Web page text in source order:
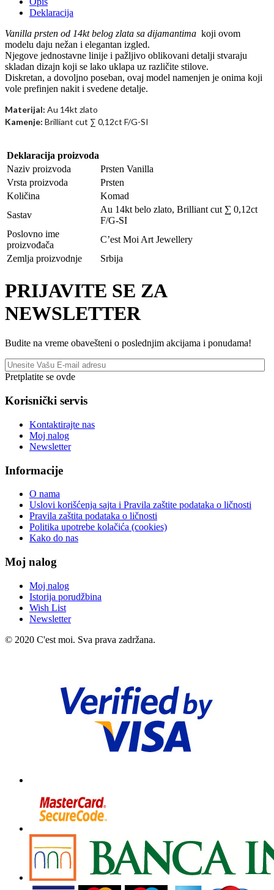
Deklaracija
Vanilla prsten od 14kt belog zlata sa dijamantima koji ovom
modelu daju nežan i elegantan izgled.
Njegove jednostavne linije i pažljivo oblikovani detalji stvaraju
skladan dizajn koji se lako uklapa uz različite stilove.
Diskretan, a dovoljno poseban, ovaj model namenjen je onima koji
vole prefinjen nakit i svedene detalje.
Materijal: Au 14kt zlato
Kamenje: Brilliant cut ∑ 0,12ct F/G-SI
Deklaracija proizvoda
Naziv proizvoda
Prsten Vanilla
Vrsta proizvoda
Prsten
Količina
Komad
Sastav
Au 14kt belo zlato, Brilliant cut ∑ 0,12ct
F/G-SI
Poslovno ime
proizvođača
C’est Moi Art Jewellery
Zemlja proizvodnje
Srbija
PRIJAVITE SE ZA
NEWSLETTER
Budite na vreme obavešteni o poslednjim akcijama i ponudama!
Pretplatite se ovde
Korisnički servis
Kontaktirajte nas
Moj nalog
Newsletter
Informacije
O nama
Uslovi korišćenja sajta i Pravila zaštite podataka o ličnosti
Pravila zaštita podataka o ličnosti
Politika upotrebe kolačića (cookies)
Kako do nas
Moj nalog
Moj nalog
Istorija porudžbina
Wish List
Newsletter
© 2020 C'est moi. Sva prava zadržana.